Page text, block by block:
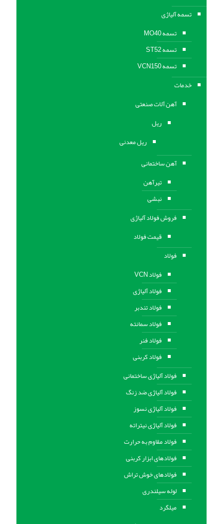
تسمه آلیاژی
تسمه MO40
تسمه ST52
تسمه VCN150
خدمات
آهن آلات صنعتی
ریل
ریل معدنی
آهن ساختمانی
تیرآهن
نبشی
فروش فولاد آلیاژی
قیمت فولاد
فولاد
فولاد VCN
فولاد آلیاژی
فولاد تندبر
فولاد سمانته
فولاد فنر
فولاد کربنی
فولاد آلیاژی ساختمانی
فولاد آلیاژی ضد زنگ
فولاد آلیاژی نسوز
فولاد آلیاژی نیتراته
فولاد مقاوم به حرارت
فولادهای ابزار کربنی
فولادهای خوش تراش
لوله سیلندری
میلگرد